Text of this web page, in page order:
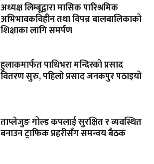
अध्यक्ष लिम्बूद्वारा मासिक पारिश्रमिक
अभिभावकविहीन तथा विपन्न बालबालिकाको
शिक्षाका लागि समर्पण
हुलाकमार्फत पाथिभरा मन्दिरको प्रसाद
वितरण सुरु, पहिलो प्रसाद जनकपुर पठाइयो
ताप्लेजुङ गोल्ड कपलाई सुरक्षित र व्यवस्थित
बनाउन ट्राफिक प्रहरीसँग समन्वय बैठक